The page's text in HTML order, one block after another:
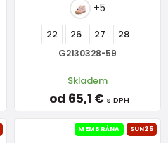
+5
22 26 27 28
G2130328-59
Skladem
od 65,1 € s DPH
MEMBRÁNA SUN25